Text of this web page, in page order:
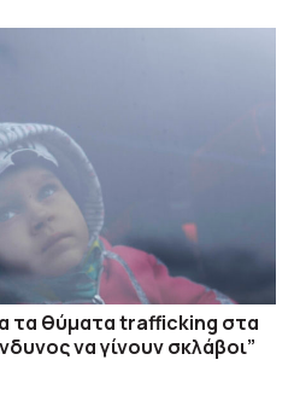
τα θύματα trafficking στα
να γίνουν σκλάβοι”